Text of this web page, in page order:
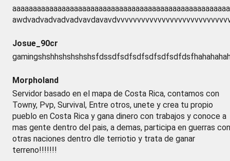
Josue_90cr
Morpholand
Servidor basado en el mapa de Costa Rica, contamos con
Towny, Pvp, Survival, Entre otros, unete y crea tu propio
pueblo en Costa Rica y gana dinero con trabajos y conoce a
mas gente dentro del pais, a demas, participa en guerras con
otras naciones dentro dle terriotio y trata de ganar
terreno!!!!!!!